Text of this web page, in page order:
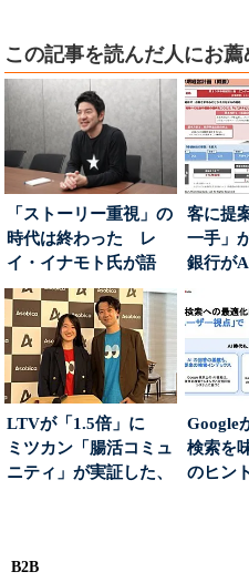
この記事を読んだ人にお
「ストーリー重視」の
時代は終わった レ
イ・イナモト氏が語
る、信頼を軸にしたブ
ラン...
客に提
一手」
銀行が
る“One
LTVが「1.5倍」に
ミツカン「腸活コミュ
ニティ」が実証した、
Google
検索を
のヒン
B2B